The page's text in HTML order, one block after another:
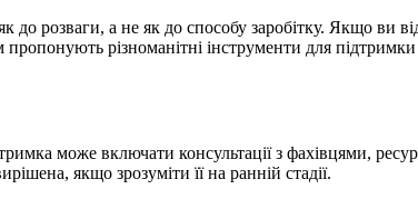
розваги, а не як до способу заробітку. Якщо ви
різноманітні інструменти для підтримки
може включати консультації з фахівцями,
якщо зрозуміти її на ранній стадії.